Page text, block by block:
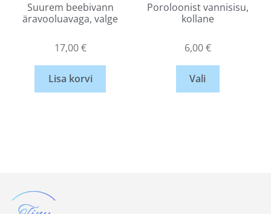
Suurem beebivann
äravooluavaga, valge
17,00€
Lisa korvi
Poroloonist vannisisu,
kollane
6,00€
Vali